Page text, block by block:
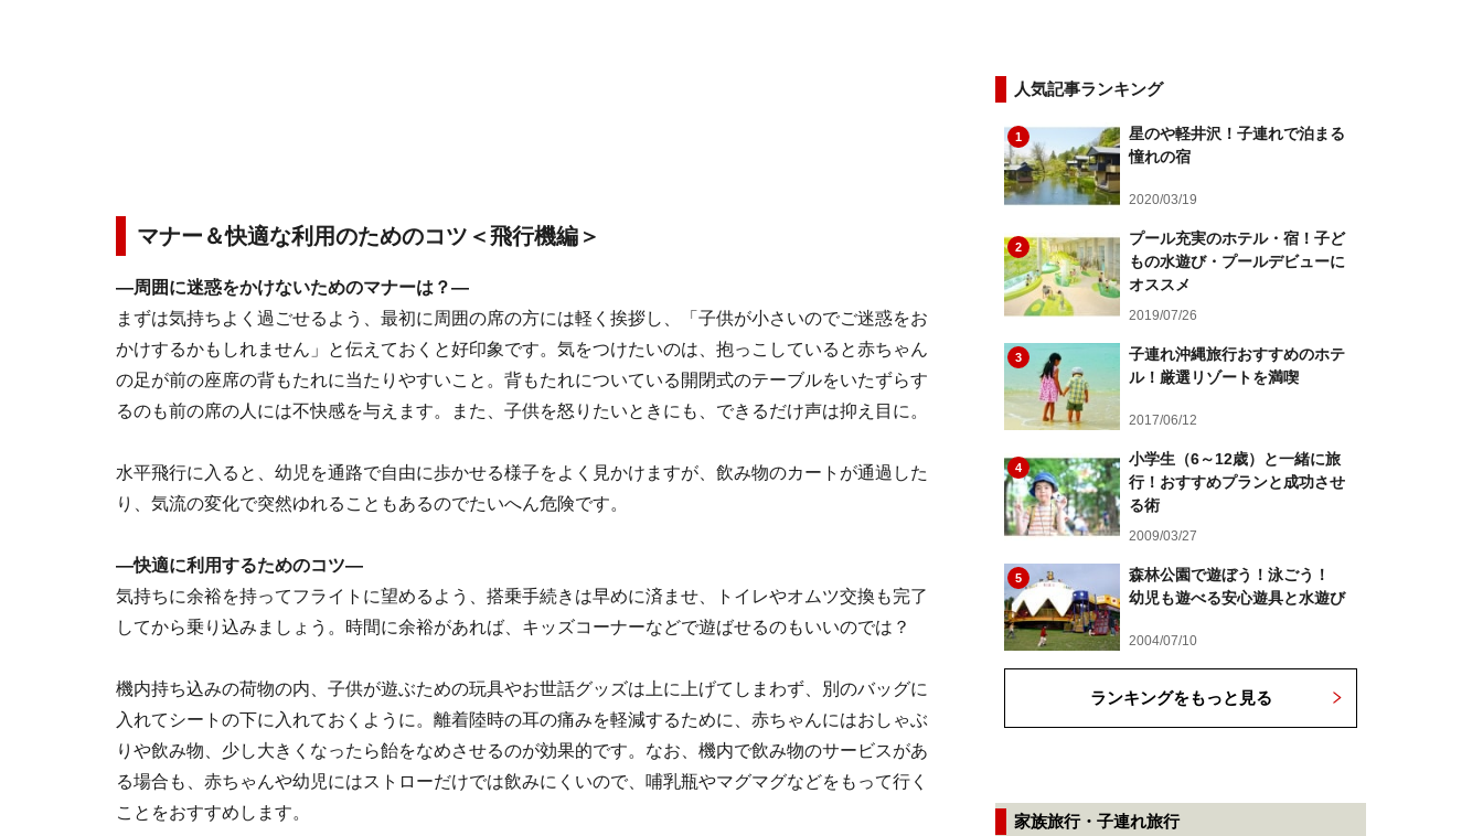
マナー＆快適な利用のためのコツ＜飛行機編＞
―周囲に迷惑をかけないためのマナーは？―
まずは気持ちよく過ごせるよう、最初に周囲の席の方には軽く挨拶し、「子供が小さいのでご迷惑をお
かけするかもしれません」と伝えておくと好印象です。気をつけたいのは、抱っこしていると赤ちゃん
の足が前の座席の背もたれに当たりやすいこと。背もたれについている開閉式のテーブルをいたずらす
るのも前の席の人には不快感を与えます。また、子供を怒りたいときにも、できるだけ声は抑え目に。
水平飛行に入ると、幼児を通路で自由に歩かせる様子をよく見かけますが、飲み物のカートが通過した
り、気流の変化で突然ゆれることもあるのでたいへん危険です。
―快適に利用するためのコツ―
気持ちに余裕を持ってフライトに望めるよう、搭乗手続きは早めに済ませ、トイレやオムツ交換も完了
してから乗り込みましょう。時間に余裕があれば、キッズコーナーなどで遊ばせるのもいいのでは？
機内持ち込みの荷物の内、子供が遊ぶための玩具やお世話グッズは上に上げてしまわず、別のバッグに
入れてシートの下に入れておくように。離着陸時の耳の痛みを軽減するために、赤ちゃんにはおしゃぶ
りや飲み物、少し大きくなったら飴をなめさせるのが効果的です。なお、機内で飲み物のサービスがあ
る場合も、赤ちゃんや幼児にはストローだけでは飲みにくいので、哺乳瓶やマグマグなどをもって行く
ことをおすすめします。
人気記事ランキング
1
星のや軽井沢！子連れで泊まる
憧れの宿
2020/03/19
2
プール充実のホテル・宿！子ど
もの水遊び・プールデビューに
オススメ
2019/07/26
3
子連れ沖縄旅行おすすめのホテ
ル！厳選リゾートを満喫
2017/06/12
4
小学生（6～12歳）と一緒に旅
行！おすすめプランと成功させ
る術
2009/03/27
5
森林公園で遊ぼう！泳ごう！
幼児も遊べる安心遊具と水遊び
2004/07/10
ランキングをもっと見る
家族旅行・子連れ旅行